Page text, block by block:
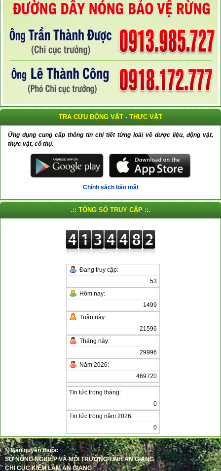
TRA CỨU ĐỘNG VẬT - THỰC VẬT
Ứng dụng cung cấp thông tin chi tiết từng loài về dược liệu, động vật,
thực vật, cổ thụ.
Chính sách bảo mật
.:: TỔNG SỐ TRUY CẬP ::.
Đang truy cập:
53
Hôm nay:
1499
Tuần này:
21596
Tháng này:
29996
Năm 2026:
469720
Tin tức trong tháng:
0
Tin tức trong năm 2026:
0
© Bản quyền thuộc
SỞ NÔNG NGHIỆP VÀ MÔI TRƯỜNG TỈNH AN GIANG
CHI CỤC KIỂM LÂM AN GIANG